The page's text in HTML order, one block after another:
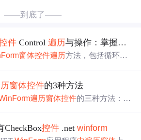
——到底了——
件 Control遍历与操作：掌握控件
窗体控件遍历方法，包括循环、
应用，同时给出性能优化建议和避
提升开发效率和程序质量。
窗体控件的3种方法
遍历窗体控件的三种方法：循
。对于那些常规方法难以触及的
CheckBox控件 .netwinform